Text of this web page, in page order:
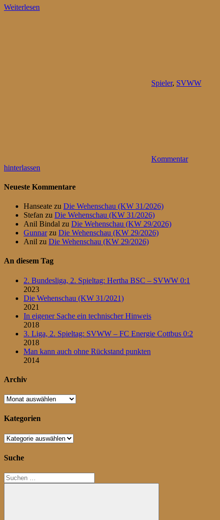
Weiterlesen
Spieler, SVWW
Kommentar
hinterlassen
Neueste Kommentare
Hanseate zu Die Wehenschau (KW 31/2026)
Stefan zu Die Wehenschau (KW 31/2026)
Anil Bindal zu Die Wehenschau (KW 29/2026)
Gunnarzu Die Wehenschau (KW 29/2026)
Anil zu Die Wehenschau (KW 29/2026)
An diesem Tag
2. Bundesliga, 2. Spieltag: Hertha BSC – SVWW 0:1
2023
Die Wehenschau (KW 31/2021)
2021
In eigener Sache ein technischer Hinweis
2018
3. Liga, 2. Spieltag: SVWW – FC Energie Cottbus 0:2
2018
Man kann auch ohne Rückstand punkten
2014
Archiv
Archiv
Kategorien
Kategorien
Suche
Suchen
nach: